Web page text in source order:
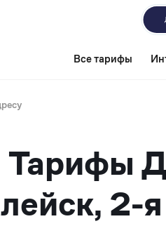
Все тарифы
Тарифы
2-